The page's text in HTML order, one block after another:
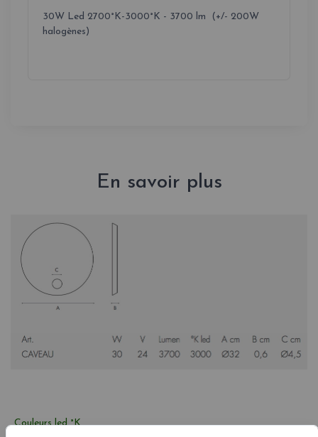
30W Led 2700°K-3000°K - 3700 lm (+/- 200W
halogènes)
En savoir plus
Couleurs led °K